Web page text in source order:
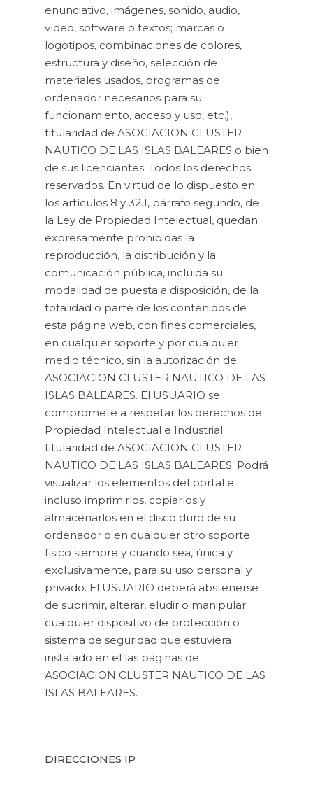
enunciativo, imágenes, sonido, audio,
vídeo, software o textos; marcas o
logotipos, combinaciones de colores,
estructura y diseño, selección de
materiales usados, programas de
ordenador necesarios para su
funcionamiento, acceso y uso, etc.),
titularidad de ASOCIACION CLUSTER
NAUTICO DE LAS ISLAS BALEARES o bien
de sus licenciantes. Todos los derechos
reservados. En virtud de lo dispuesto en
los artículos 8 y 32.1, párrafo segundo, de
la Ley de Propiedad Intelectual, quedan
expresamente prohibidas la
reproducción, la distribución y la
comunicación pública, incluida su
modalidad de puesta a disposición, de la
totalidad o parte de los contenidos de
esta página web, con fines comerciales,
en cualquier soporte y por cualquier
medio técnico, sin la autorización de
ASOCIACION CLUSTER NAUTICO DE LAS
ISLAS BALEARES. El USUARIO se
compromete a respetar los derechos de
Propiedad Intelectual e Industrial
titularidad de ASOCIACION CLUSTER
NAUTICO DE LAS ISLAS BALEARES. Podrá
visualizar los elementos del portal e
incluso imprimirlos, copiarlos y
almacenarlos en el disco duro de su
ordenador o en cualquier otro soporte
físico siempre y cuando sea, única y
exclusivamente, para su uso personal y
privado. El USUARIO deberá abstenerse
de suprimir, alterar, eludir o manipular
cualquier dispositivo de protección o
sistema de seguridad que estuviera
instalado en el las páginas de
ASOCIACION CLUSTER NAUTICO DE LAS
ISLAS BALEARES.
DIRECCIONES IP